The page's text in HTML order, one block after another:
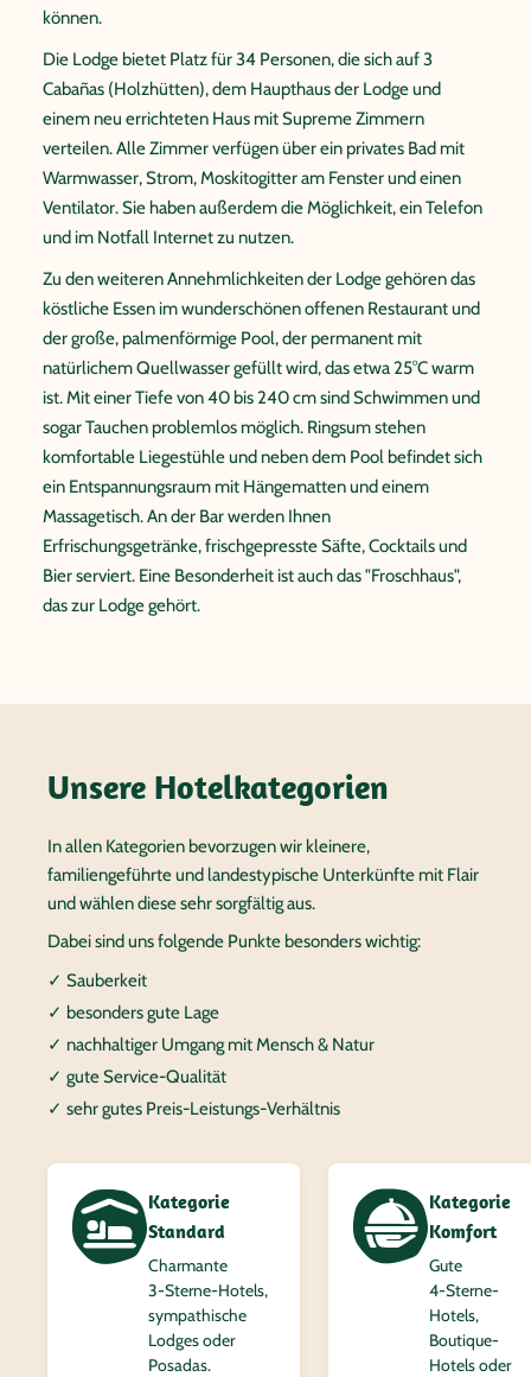
können.
Die Lodge bietet Platz für 34 Personen, die sich auf 3
Cabañas (Holzhütten), dem Haupthaus der Lodge und
einem neu errichteten Haus mit Supreme Zimmern
verteilen. Alle Zimmer verfügen über ein privates Bad mit
Warmwasser, Strom, Moskitogitter am Fenster und einen
Ventilator. Sie haben außerdem die Möglichkeit, ein Telefon
und im Notfall Internet zu nutzen.
Zu den weiteren Annehmlichkeiten der Lodge gehören das
köstliche Essen im wunderschönen offenen Restaurant und
der große, palmenförmige Pool, der permanent mit
natürlichem Quellwasser gefüllt wird, das etwa 25°C warm
ist. Mit einer Tiefe von 40 bis 240 cm sind Schwimmen und
sogar Tauchen problemlos möglich. Ringsum stehen
komfortable Liegestühle und neben dem Pool befindet sich
ein Entspannungsraum mit Hängematten und einem
Massagetisch. An der Bar werden Ihnen
Erfrischungsgetränke, frischgepresste Säfte, Cocktails und
Bier serviert. Eine Besonderheit ist auch das "Froschhaus",
das zur Lodge gehört.
Unsere Hotelkategorien
In allen Kategorien bevorzugen wir kleinere,
familiengeführte und landestypische Unterkünfte mit Flair
und wählen diese sehr sorgfältig aus.
Dabei sind uns folgende Punkte besonders wichtig:
✓ Sauberkeit
✓ besonders gute Lage
✓ nachhaltiger Umgang mit Mensch & Natur
✓ gute Service-Qualität
✓ sehr gutes Preis-Leistungs-Verhältnis
Kategorie
Standard
Charmante
3‑Sterne-Hotels,
sympathische
Lodges oder
Posadas.
Kategorie
Komfort
Gute
4‑Sterne-
Hotels,
Boutique-
Hotels oder